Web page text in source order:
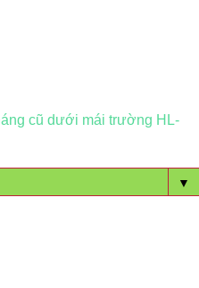
cũ dưới mái trường HL-
▼